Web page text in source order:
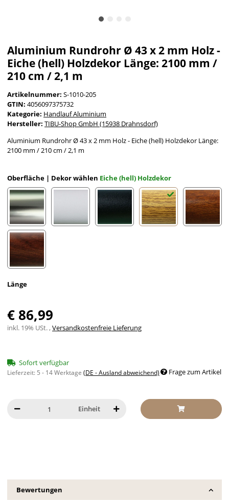
Aluminium Rundrohr Ø 43 x 2 mm Holz -
Eiche (hell) Holzdekor Länge: 2100 mm /
210 cm / 2,1 m
Artikelnummer: S-1010-205
GTIN: 4056097375732
Kategorie: Handlauf Aluminium
Hersteller: TIBU-Shop GmbH (15938 Drahnsdorf)
Aluminium Rundrohr Ø 43 x 2 mm Holz - Eiche (hell) Holzdekor Länge:
2100 mm / 210 cm / 2,1 m
Oberfläche | Dekor wählen Eiche (hell) Holzdekor
Edelstahloptik eloxiert
Länge
€ 86,99
inkl. 19% USt. ,Versandkostenfreie Lieferung
Sofort verfügbar
Lieferzeit: 5 - 14 Werktage (DE - Ausland abweichend) Frage zum Artikel
Einheit
Bewertungen